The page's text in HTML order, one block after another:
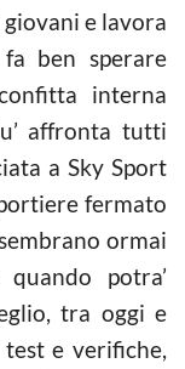
e lavora
ben sperare
interna
affronta tutti
a Sky Sport
fermato
ormai
potra’
tra oggi e
e verifiche,